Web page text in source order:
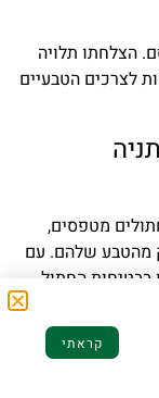
הצלחתו תלויה
לצרכים הטבעיים
מטפסים,
מהטבע שלהם. עם
החתול
קראתי